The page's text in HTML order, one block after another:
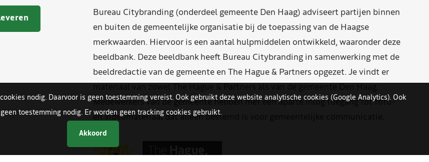
Bureau Citybranding (onderdeel gemeente Den Haag) adviseert partijen binnen
en buiten de gemeentelijke organisatie bij de toepassing van de Haagse
merkwaarden. Hiervoor is een aantal hulpmiddelen ontwikkeld, waaronder deze
beeldbank. Deze beeldbank heeft Bureau Citybranding in samenwerking met de
beeldredactie van de gemeente en The Hague & Partners opgezet. Je vindt er
Medewerkers van de gemeente hebben met een aparte inlog toegang tot foto-
en videomateriaal dat alleen bestemd is voor gemeentelijke communicatie.
nodig. Daarvoor is geen toestemming vereist. Ook gebruikt deze website analytische cookies (Google Analytics). Ook
toestemming nodig. Er worden geen tracking cookies gebruikt.
Akkoord